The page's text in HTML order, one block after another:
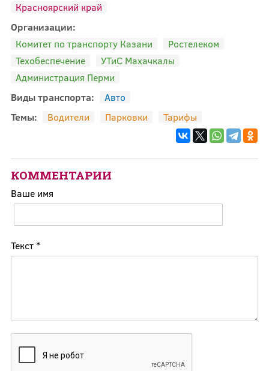
Красноярский край
Организации:
Комитет по транспорту Казани
Ростелеком
Техобеспечение
УТиС Махачкалы
Администрация Перми
Виды транспорта:
Авто
Темы:
Водители Парковки Тарифы
КОММЕНТАРИИ
Ваше имя
Текст *